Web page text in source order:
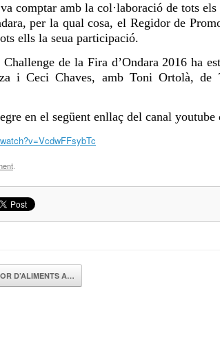
comptar amb la col·laboració de tots
per la qual cosa, el Regidor de
ells la seua participació.
de la Fira d’Ondara 2016 ha
i Ceci Chaves, amb Toni Ortolà, de
en el següent enllaç del canal youtube
D’ALIMENTS A…